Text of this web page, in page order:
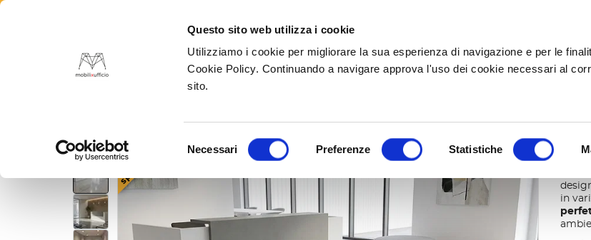
Questo sito web utilizza i cookie
Utilizziamo i cookie per migliorare la sua esperienza di navigazione e per le
Cookie Policy. Continuando a navigare approva l'uso dei cookie necessari al
sito.
Necessari Preferenze Statistiche
Tutte le categorie
sped gratis
in